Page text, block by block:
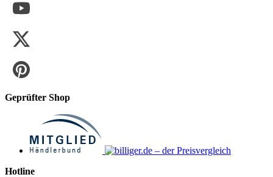
Geprüfter Shop
Hotline